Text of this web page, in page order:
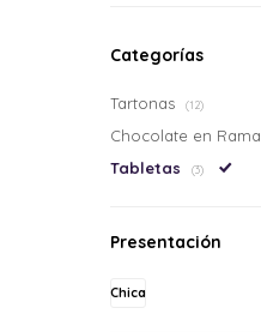
Categorías
Tartonas (12)
Chocolate en Rama
Tabletas (3)
Presentación
Chica